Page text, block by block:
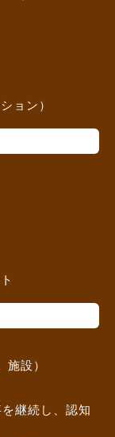
ョン）
設）
継続し、認知